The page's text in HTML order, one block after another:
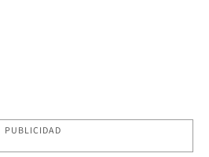
PUBLICIDAD